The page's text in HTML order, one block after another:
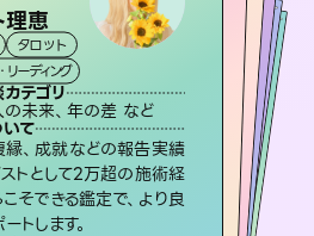
理恵
タロット
リーディング
テゴリ
未来、年の差 など
て
、成就などの報告実績
トとして2万超の施術経
そできる鑑定で、より良
トします。
羽（とうげんみう）
ーラ タロット
アル・リーディング
相談カテゴリ
あの人の気持ち、復縁 など
について
悩みの中でも特に「曖昧な関
を得意としており、友達以上
なお相手との今後や本音を丁
き恋愛成就へと導きます。
う 霊感オラクル
視・オーラ
ラクルカード
意な相談カテゴリ
総合、あの人の気持ち など
い師について
×オラクルカードを使って「今」と
来」そして「気になるあの人の気持
まで丁寧に読み解き、恋や人生のヒ
優しく引き出します。
アイリス -iris-
西洋占星術
ルーン
得意な相談カテゴリ
恋愛総合、片想い、二人の未来 など
占い師について
復縁、恋愛、不倫の行方、同性愛や片思い、仕事関係や借金問題まで知りたいことや心の負担になっていることを紐解き、背中をそっと押して導きます。
ユーザーレビュー
未来視師＊花
霊視・オーラ
スピリチュアル・リーディング
得意な相談カテゴリ
出逢い、片想い、復縁 など
占い師について
未来には何パターンもの選択肢があり
ます。不安で視えにくくなっているあな
たの素敵な未来を見つけ、その未来を
選択できるようアドバイスします。
ユーザーレビュー
彗望（すいぼう
霊視・オーラ
スピリチュアル・リーディング
得意な相談カテゴリ
片想い、あの人の気持ち、復縁 など
占い師について
3,700年以上の歴史を持つ東洋最古の
占術「易占」で詳細まで占い、幸せへ向
かう道筋を示します。厳しい結果にも具
体的な対策をお伝えします。